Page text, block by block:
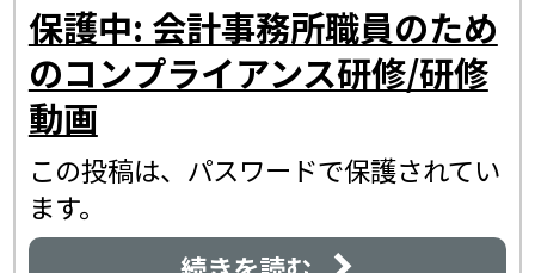
保護中: 会計事務所職員のため
のコンプライアンス研修/研修
動画
この投稿は、パスワードで保護されてい
ます。